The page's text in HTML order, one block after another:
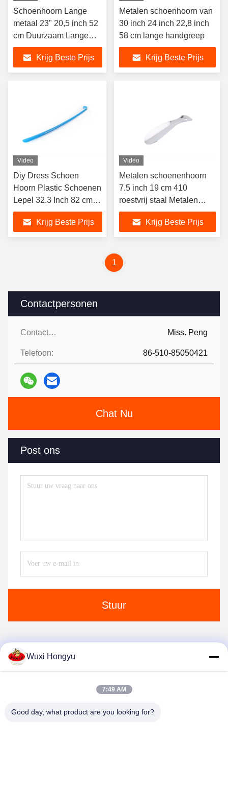
Contactpersonen
Contactpersonen: Miss. Peng
Telefoon: 86-510-85050421
Chat Nu
Post ons
Stuur
Schoenhoorn Lange
metaal 23" 20,5 inch 52
cm Duurzaam Lange
Hand Horn Lifter OEM
Krijg Beste Prijs
Metalen schoenhoorn van
30 inch 24 inch 22,8 inch
58 cm lange handgreep
Krijg Beste Prijs
Video
Diy Dress Schoen
Hoorn Plastic Schoenen
Lepel 32.3 Inch 82 cm
Extra Long Help Wear
Schoenen Voor
Zwangere Vrouw
Krijg Beste Prijs
Video
Metalen schoenenhoorn
7.5 inch 19 cm 410
roestvrij staal Metalen
schoenenhoorn Reis Voor
mannen Vrouwen
Kinderen
Krijg Beste Prijs
1
Wuxi Hongyu
7:49 AM
Good day, what product are you looking for?